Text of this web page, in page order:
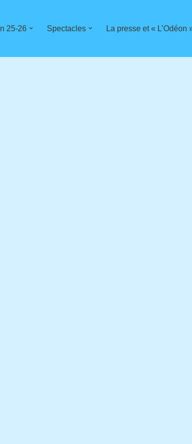
25-26 Spectacles La presse et « L’Odéon